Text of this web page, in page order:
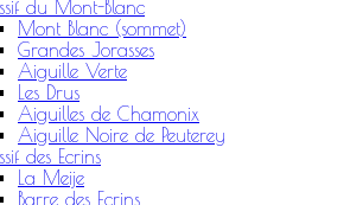
du Mont-Blanc
Mont Blanc (sommet)
Grandes Jorasses
Aiguille Verte
Les Drus
Aiguilles de Chamonix
Aiguille Noire de Peuterey
des Ecrins
La Meije
Barre des Ecrins